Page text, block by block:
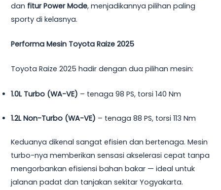
dan fitur Power Mode, menjadikannya pilihan paling
sporty di kelasnya.
Performa Mesin Toyota Raize 2025
Toyota Raize 2025 hadir dengan dua pilihan mesin:
1.0L Turbo (WA-VE) – tenaga 98 PS, torsi 140 Nm
1.2L Non-Turbo (WA-VE) – tenaga 88 PS, torsi 113 Nm
Keduanya dikenal sangat efisien dan bertenaga. Mesin
turbo-nya memberikan sensasi akselerasi cepat tanpa
mengorbankan efisiensi bahan bakar — ideal untuk
jalanan padat dan tanjakan sekitar Yogyakarta.